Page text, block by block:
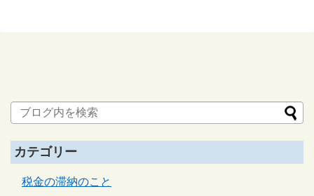
カテゴリー
税金の滞納のこと